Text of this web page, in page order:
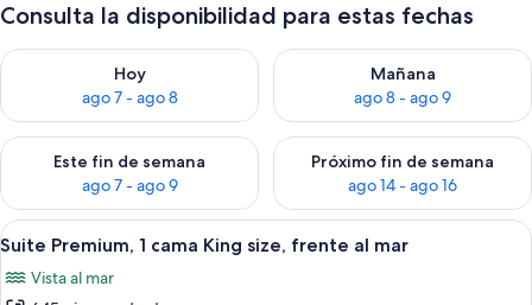
Consulta la disponibilidad para estas fechas
Hoy
ago 7 - ago 8
Consulta la disponibilidad para hoy ago 7 - ago 8
Mañana
ago 8 - ago 9
Consulta la disponibilidad
Este fin de semana
ago 7 - ago 9
Consulta la disponibilidad para este fin de semana ago 7 -
Próximo fin de semana
ago 14 - ago 16
Consulta la disponibilidad
Abrir
todas
las
Un dormitorio con una cama
10
Suite Premium, 1 cama King size, frente al mar
Vista al mar